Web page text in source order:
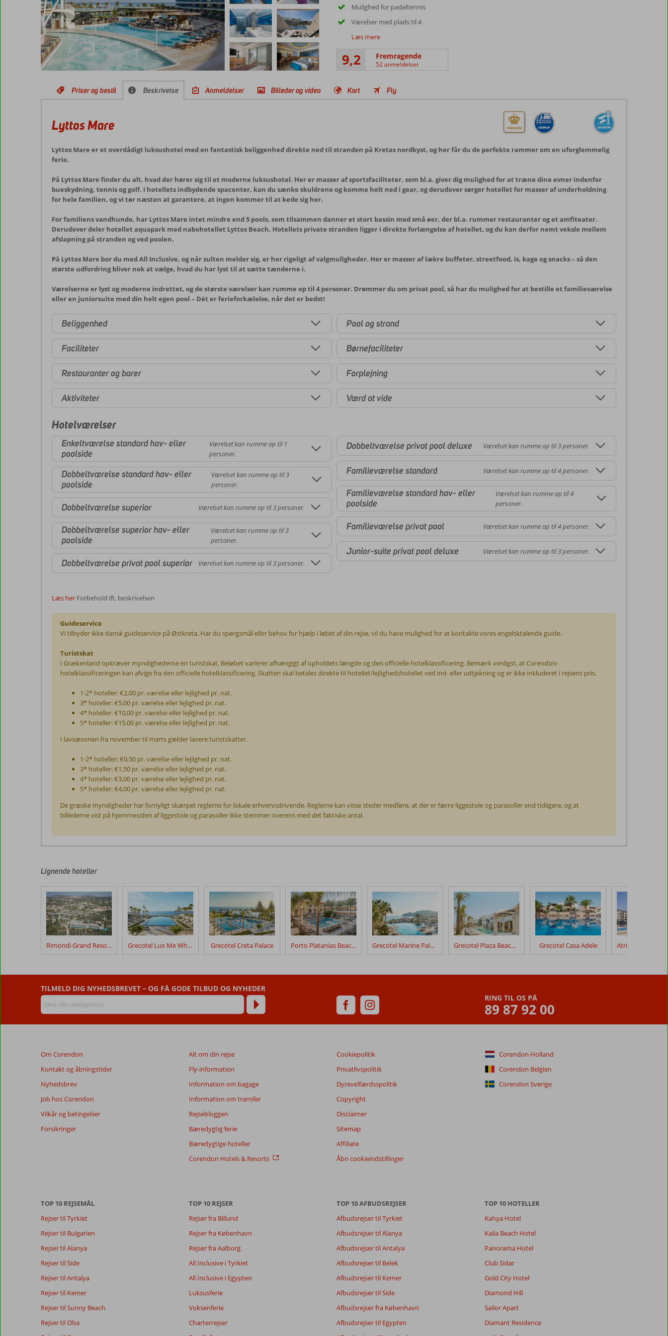
Mulighed for padeltennis
Værelser med plads til 4
Læs mere
9,2 Fremragende
52 anmeldelser
Priser og bestil Beskrivelse Anmeldelser Billeder og video Kort Fly
Lyttos Mare
Lyttos Mare er et overdådigt luksushotel med en fantastisk beliggenhed direkte ned til stranden på Kretas nordkyst, og her får du de perfekte rammer om en uforglemmelig
ferie.
På Lyttos Mare finder du alt, hvad der hører sig til et moderne luksushotel. Her er masser af sportsfaciliteter, som bl.a. giver dig mulighed for at træne dine evner indenfor
bueskydning, tennis og golf. I hotellets indbydende spacenter, kan du sænke skuldrene og komme helt ned i gear, og derudover sørger hotellet for masser af underholdning
for hele familien, og vi tør næsten at garantere, at ingen kommer til at kede sig her.
For familiens vandhunde, har Lyttos Mare intet mindre end 5 pools, som tilsammen danner et stort bassin med små øer, der bl.a. rummer restauranter og et amfiteater.
Derudover deler hotellet aquapark med nabohotellet Lyttos Beach. Hotellets private stranden ligger i direkte forlængelse af hotellet, og du kan derfor nemt veksle mellem
afslapning på stranden og ved poolen.
På Lyttos Mare bor du med All Inclusive, og når sulten melder sig, er her rigeligt af valgmuligheder. Her er masser af lækre buffeter, streetfood, is, kage og snacks – så den
største udfordring bliver nok at vælge, hvad du har lyst til at sætte tænderne i.
Værelserne er lyst og moderne indrettet, og de største værelser kan rumme op til 4 personer. Drømmer du om privat pool, så har du mulighed for at bestille et familieværelse
eller en juniorsuite med din helt egen pool – Dét er ferieforkælelse, når det er bedst!
Beliggenhed
Faciliteter
Restauranter og barer
Aktiviteter
Pool og strand
Børnefaciliteter
Forplejning
Værd at vide
Hotelværelser
Enkeltværelse standard hav- eller
poolside
Værelset kan rumme op til 1
personer.
Dobbeltværelse standard hav- eller
poolside
Værelset kan rumme op til 3
personer.
Dobbeltværelse superior Værelset kan rumme op til 3 personer.
Dobbeltværelse superior hav- eller
poolside
Værelset kan rumme op til 3
personer.
Dobbeltværelse privat pool superior Værelset kan rumme op til 3 personer.
Dobbeltværelse privat pool deluxe Værelset kan rumme op til 3 personer.
Familieværelse standard Værelset kan rumme op til 4 personer.
Familieværelse standard hav- eller
poolside
Værelset kan rumme op til 4
personer.
Familieværelse privat pool Værelset kan rumme op til 4 personer.
Junior-suite privat pool deluxe Værelset kan rumme op til 3 personer.
Læs her Forbehold ift. beskrivelsen
Guideservice
Vi tilbyder ikke dansk guideservice på Østkreta. Har du spørgsmål eller behov for hjælp i løbet af din rejse, vil du have mulighed for at kontakte vores engelsktalende guide.
Turistskat
I Grækenland opkræver myndighederne en turistskat. Beløbet varierer afhængigt af opholdets længde og den officielle hotelklassificering. Bemærk venligst, at Corendon-
hotelklassificeringen kan afvige fra den officielle hotelklassificering. Skatten skal betales direkte til hotellet/lejlighedshotellet ved ind- eller udtjekning og er ikke inkluderet i rejsens pris.
1-2* hoteller: €2,00 pr. værelse eller lejlighed pr. nat.
3* hoteller: €5,00 pr. værelse eller lejlighed pr. nat.
4* hoteller: €10,00 pr. værelse eller lejlighed pr. nat.
5* hoteller: €15,00 pr. værelse eller lejlighed pr. nat.
I lavsæsonen fra november til marts gælder lavere turistskatter.
1-2* hoteller: €0,50 pr. værelse eller lejlighed pr. nat.
3* hoteller: €1,50 pr. værelse eller lejlighed pr. nat.
4* hoteller: €3,00 pr. værelse eller lejlighed pr. nat.
5* hoteller: €4,00 pr. værelse eller lejlighed pr. nat.
De græske myndigheder har fornyligt skærpet reglerne for lokale erhvervsdrivende. Reglerne kan visse steder medføre, at der er færre liggestole og parasoller end tidligere, og at
billederne vist på hjemmesiden af liggestole og parasoller ikke stemmer overens med det faktiske antal.
af
kunder
efter
deres
ophold
på
Mare
Anmeldelser,
der
er
ældre
end
48
ikke
længere
for
at
relevansen
af
viste
Totalscore
52
anmeldelser
9,2 Maden
8,7
Værelserne
8,8
Wifi-kvalitet 8,3
gæsters
Filtrer rejseselskab
Sorter
dato (ny > gammel)
Lignende hoteller
Rimondi Grand Resort & Spa Grecotel Lux Me White Palace Grecotel Creta Palace Porto Platanias Beach Resort & Spa Grecotel Marine Palace & Aqua Park Grecotel Plaza Beach House Grecotel Casa Adele
RING TIL OS PÅ
89 87 92 00
TILMELD DIG NYHEDSBREVET – OG FÅ GODE TILBUD OG NYHEDER
Om Corendon
Kontakt og åbningstider
Nyhedsbrev
Job hos Corendon
Vilkår og betingelser
Forsikringer
Alt om din rejse
Fly-information
Information om bagage
Information om transfer
Rejsebloggen
Bæredygtig ferie
Bæredygtige hoteller
Corendon Hotels & Resorts
Cookiepolitik
Privatlivspolitik
Dyrevelfærdsspolitik
Copyright
Disclaimer
Sitemap
Affiliate
Åbn cookieindstillinger
Corendon Holland
Corendon Belgien
Corendon Sverige
TOP 10 REJSEMÅL
Rejser til Tyrkiet
Rejser til Bulgarien
Rejser til Alanya
Rejser til Side
Rejser til Antalya
Rejser til Kemer
Rejser til Sunny Beach
Rejser til Oba
TOP 10 REJSER
Rejser fra Billund
Rejser fra København
Rejser fra Aalborg
All Inclusive i Tyrkiet
All Inclusive i Egypten
Luksusferie
Voksenferie
Charterrejser
TOP 10 AFBUDSREJSER
Afbudsrejser til Tyrkiet
Afbudsrejser til Alanya
Afbudsrejser til Antalya
Afbudsrejser til Belek
Afbudsrejser til Kemer
Afbudsrejser til Side
Afbudsrejser fra København
Afbudsrejser til Egypten
TOP 10 HOTELLER
Kahya Hotel
Kaila Beach Hotel
Panorama Hotel
Club Sidar
Gold City Hotel
Diamond Hill
Sailor Apart
Diamant Residence